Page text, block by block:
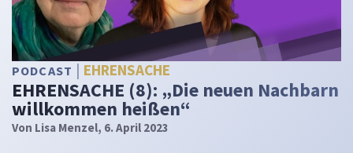
PODCAST EHRENSACHE
EHRENSACHE (8): „Die neuen Nachbarn
willkommen heißen“
Von Lisa Menzel, 6. April 2023